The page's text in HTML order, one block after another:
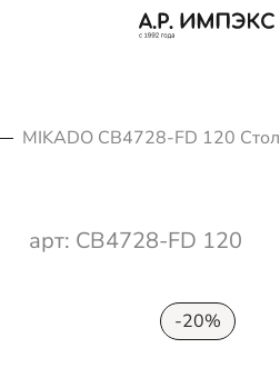
MIKADO CB4728-FD 120 Стол
арт: CB4728-FD 120
-20%